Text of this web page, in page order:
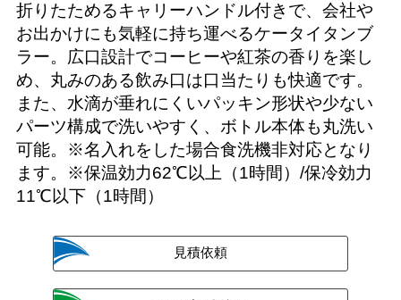
折りたためるキャリーハンドル付きで、会社や
お出かけにも気軽に持ち運べるケータイタンブ
ラー。広口設計でコーヒーや紅茶の香りを楽し
め、丸みのある飲み口は口当たりも快適です。
また、水滴が垂れにくいパッキン形状や少ない
パーツ構成で洗いやすく、ボトル本体も丸洗い
可能。※名入れをした場合食洗機非対応となり
ます。※保温効力62℃以上（1時間）/保冷効力
11℃以下（1時間）